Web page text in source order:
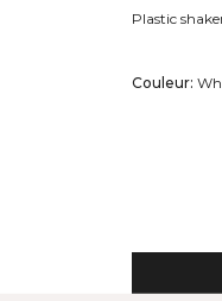
Plastic
Couleur: